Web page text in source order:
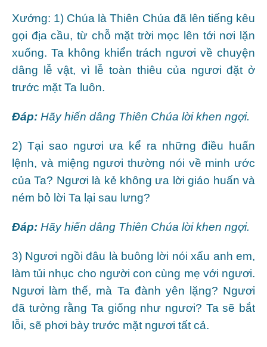
Xướng: 1) Chúa là Thiên Chúa đã lên tiếng kêu
gọi địa cầu, từ chỗ mặt trời mọc lên tới nơi lặn
xuống. Ta không khiển trách ngươi về chuyện
dâng lễ vật, vì lễ toàn thiêu của ngươi đặt ở
trước mặt Ta luôn.
Ðáp: Hãy hiến dâng Thiên Chúa lời khen ngợi.
2) Tại sao ngươi ưa kể ra những điều huấn
lệnh, và miệng ngươi thường nói về minh ước
của Ta? Ngươi là kẻ không ưa lời giáo huấn và
ném bỏ lời Ta lại sau lưng?
Ðáp: Hãy hiến dâng Thiên Chúa lời khen ngợi.
3) Ngươi ngồi đâu là buông lời nói xấu anh em,
làm tủi nhục cho người con cùng mẹ với ngươi.
Ngươi làm thế, mà Ta đành yên lặng? Ngươi
đã tưởng rằng Ta giống như ngươi? Ta sẽ bắt
lỗi, sẽ phơi bày trước mặt ngươi tất cả.